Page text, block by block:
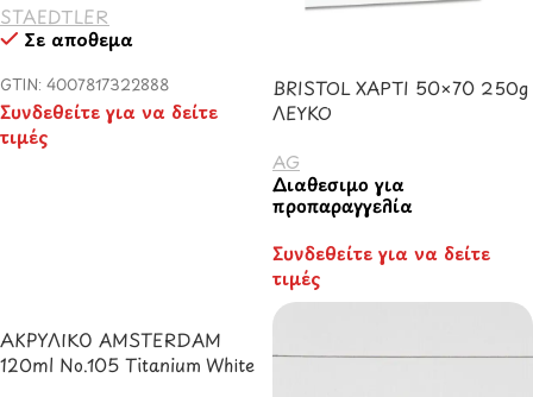
STAEDTLER
Σε απόθεμα
GTIN: 4007817322888
Συνδεθείτε για να δείτε
τιμές
BRISTOL ΧΑΡΤΙ 50×70 250g
ΛΕΥΚΟ
AG
Διαθέσιμο για
προπαραγγελία
Συνδεθείτε για να δείτε
τιμές
ΑΚΡΥΛΙΚΟ AMSTERDAM
120ml No.105 Titanium White